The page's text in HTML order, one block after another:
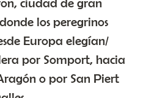
los peregrinos
Europa elegían/
por Somport, hacia
o por San Piert